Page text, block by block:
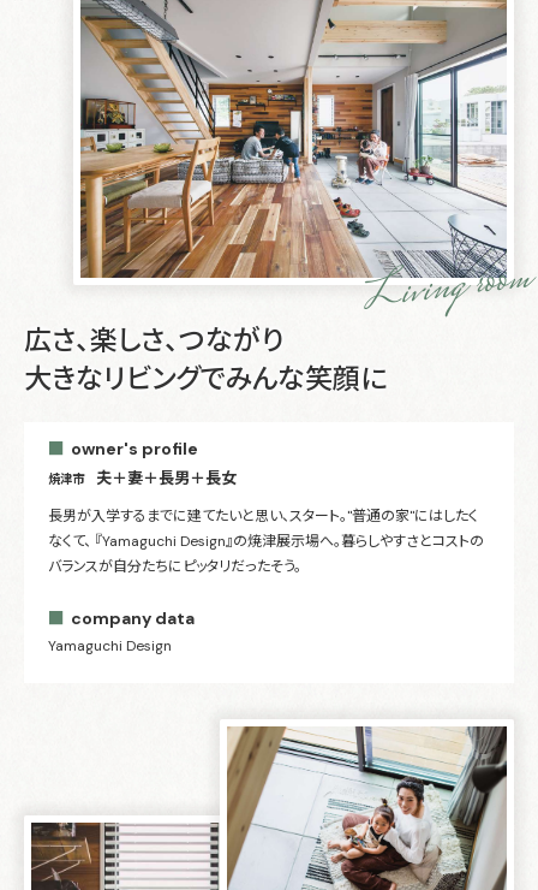
Living room
広さ、楽しさ、つながり
大きなリビングでみんな笑顔に
owner's profile
焼津市 夫＋妻＋長男＋長女
長男が入学するまでに建てたいと思い、スタート。"普通の家"にはしたく
なくて、 『Yamaguchi Design』の焼津展示場へ。暮らしやすさとコストの
バランスが自分たちにピッタリだったそう。
company data
Yamaguchi Design